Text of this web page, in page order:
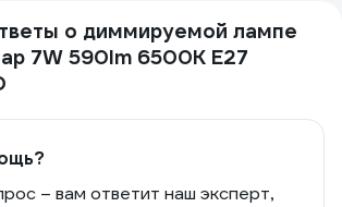
о диммируемой лампе
7W 590lm 6500К E27
– вам ответит наш эксперт,